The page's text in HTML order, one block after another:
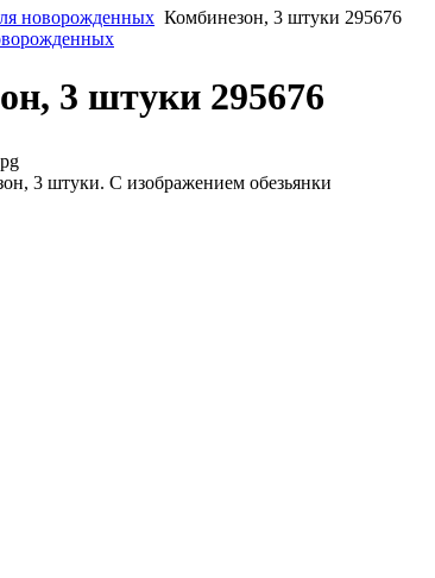
новорожденных Комбинезон, 3 штуки 295676
3 штуки 295676
3 штуки. С изображением обезьянки